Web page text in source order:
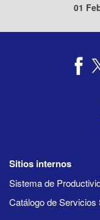
01
Sitios internos
Sistema de
Catálogo de